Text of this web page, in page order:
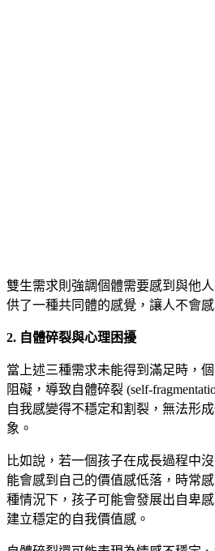
雙生需求則強調個體需要感到與他
供了一種共同體的感覺，讓人不會感
2. 自體碎裂與心理困擾
當上述三種需求未能得到滿足時，
阻礙，導致自體碎裂 (self-
自我感變得不穩定和割裂，無法形
象。
比如說，若一個孩子在成長過程中
能會感到自己的價值感低落，時常
種情況下，孩子可能會發展出自卑
建立穩定的自我價值感。